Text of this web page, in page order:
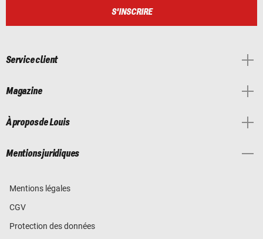
S'INSCRIRE
Service client
Magazine
À propos de Louis
Mentions juridiques
Mentions légales
CGV
Protection des données